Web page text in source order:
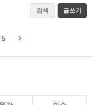
검색 글쓰기
5